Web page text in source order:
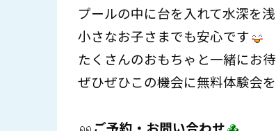
プールの中に台を入れて水深を浅
小さなお子さまでも安心です
たくさんのおもちゃと一緒にお
ぜひぜひこの機会に無料体験会
ご予約・お問い合わせ